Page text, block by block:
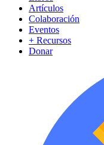
Artículos
Colaboración
Eventos
+ Recursos
Donar